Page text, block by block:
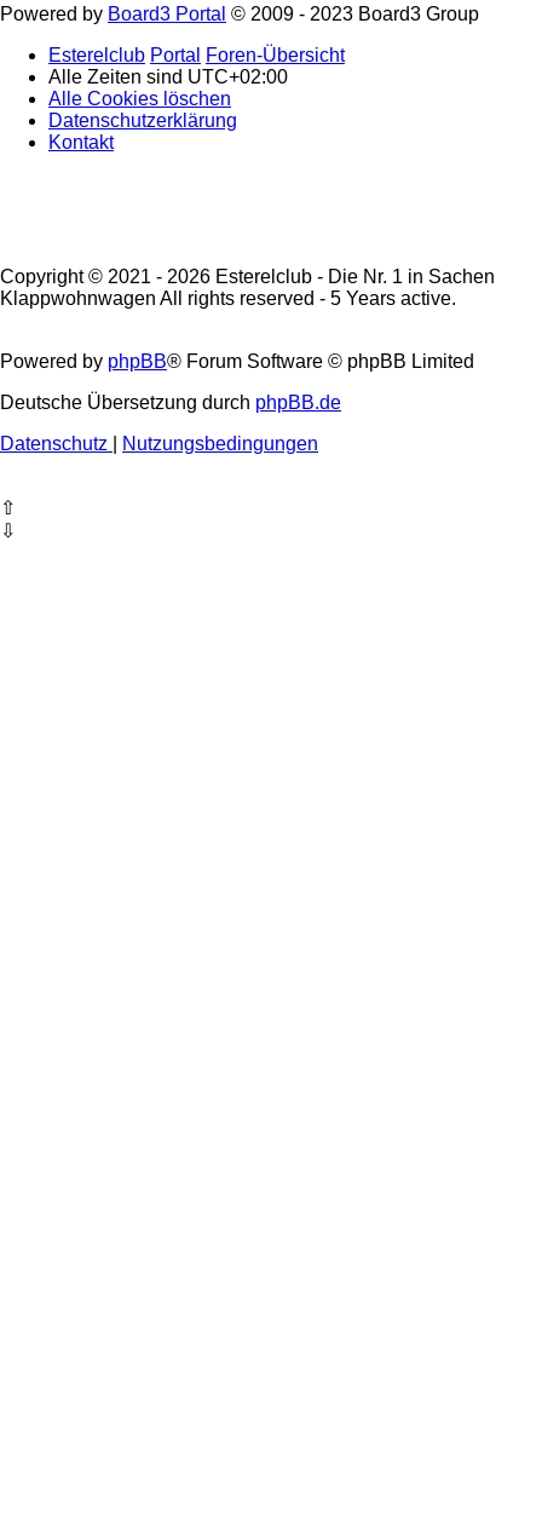
Powered by Board3 Portal © 2009 - 2023 Board3 Group
Esterelclub Portal
Foren-Übersicht
Alle Zeiten sind UTC+02:00
Alle Cookies löschen
Datenschutzerklärung
Kontakt
Copyright © 2021 - 2026 Esterelclub - Die Nr. 1 in Sachen
Klappwohnwagen All rights reserved - 5 Years active.
Powered by phpBB® Forum Software © phpBB Limited
Deutsche Übersetzung durch phpBB.de
Datenschutz
Nutzungsbedingungen
⇧
⇩